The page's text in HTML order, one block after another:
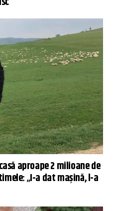
aproape 2 milioane de
„I-a dat mașină, l-a